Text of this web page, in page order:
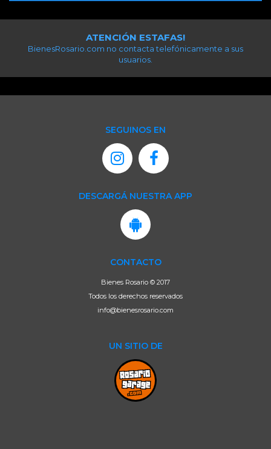
ATENCIÓN ESTAFAS!
BienesRosario.com no contacta telefónicamente a sus
usuarios.
SEGUINOS EN
DESCARGÁ NUESTRA APP
CONTACTO
Bienes Rosario © 2017
Todos los derechos reservados
info@bienesrosario.com
UN SITIO DE